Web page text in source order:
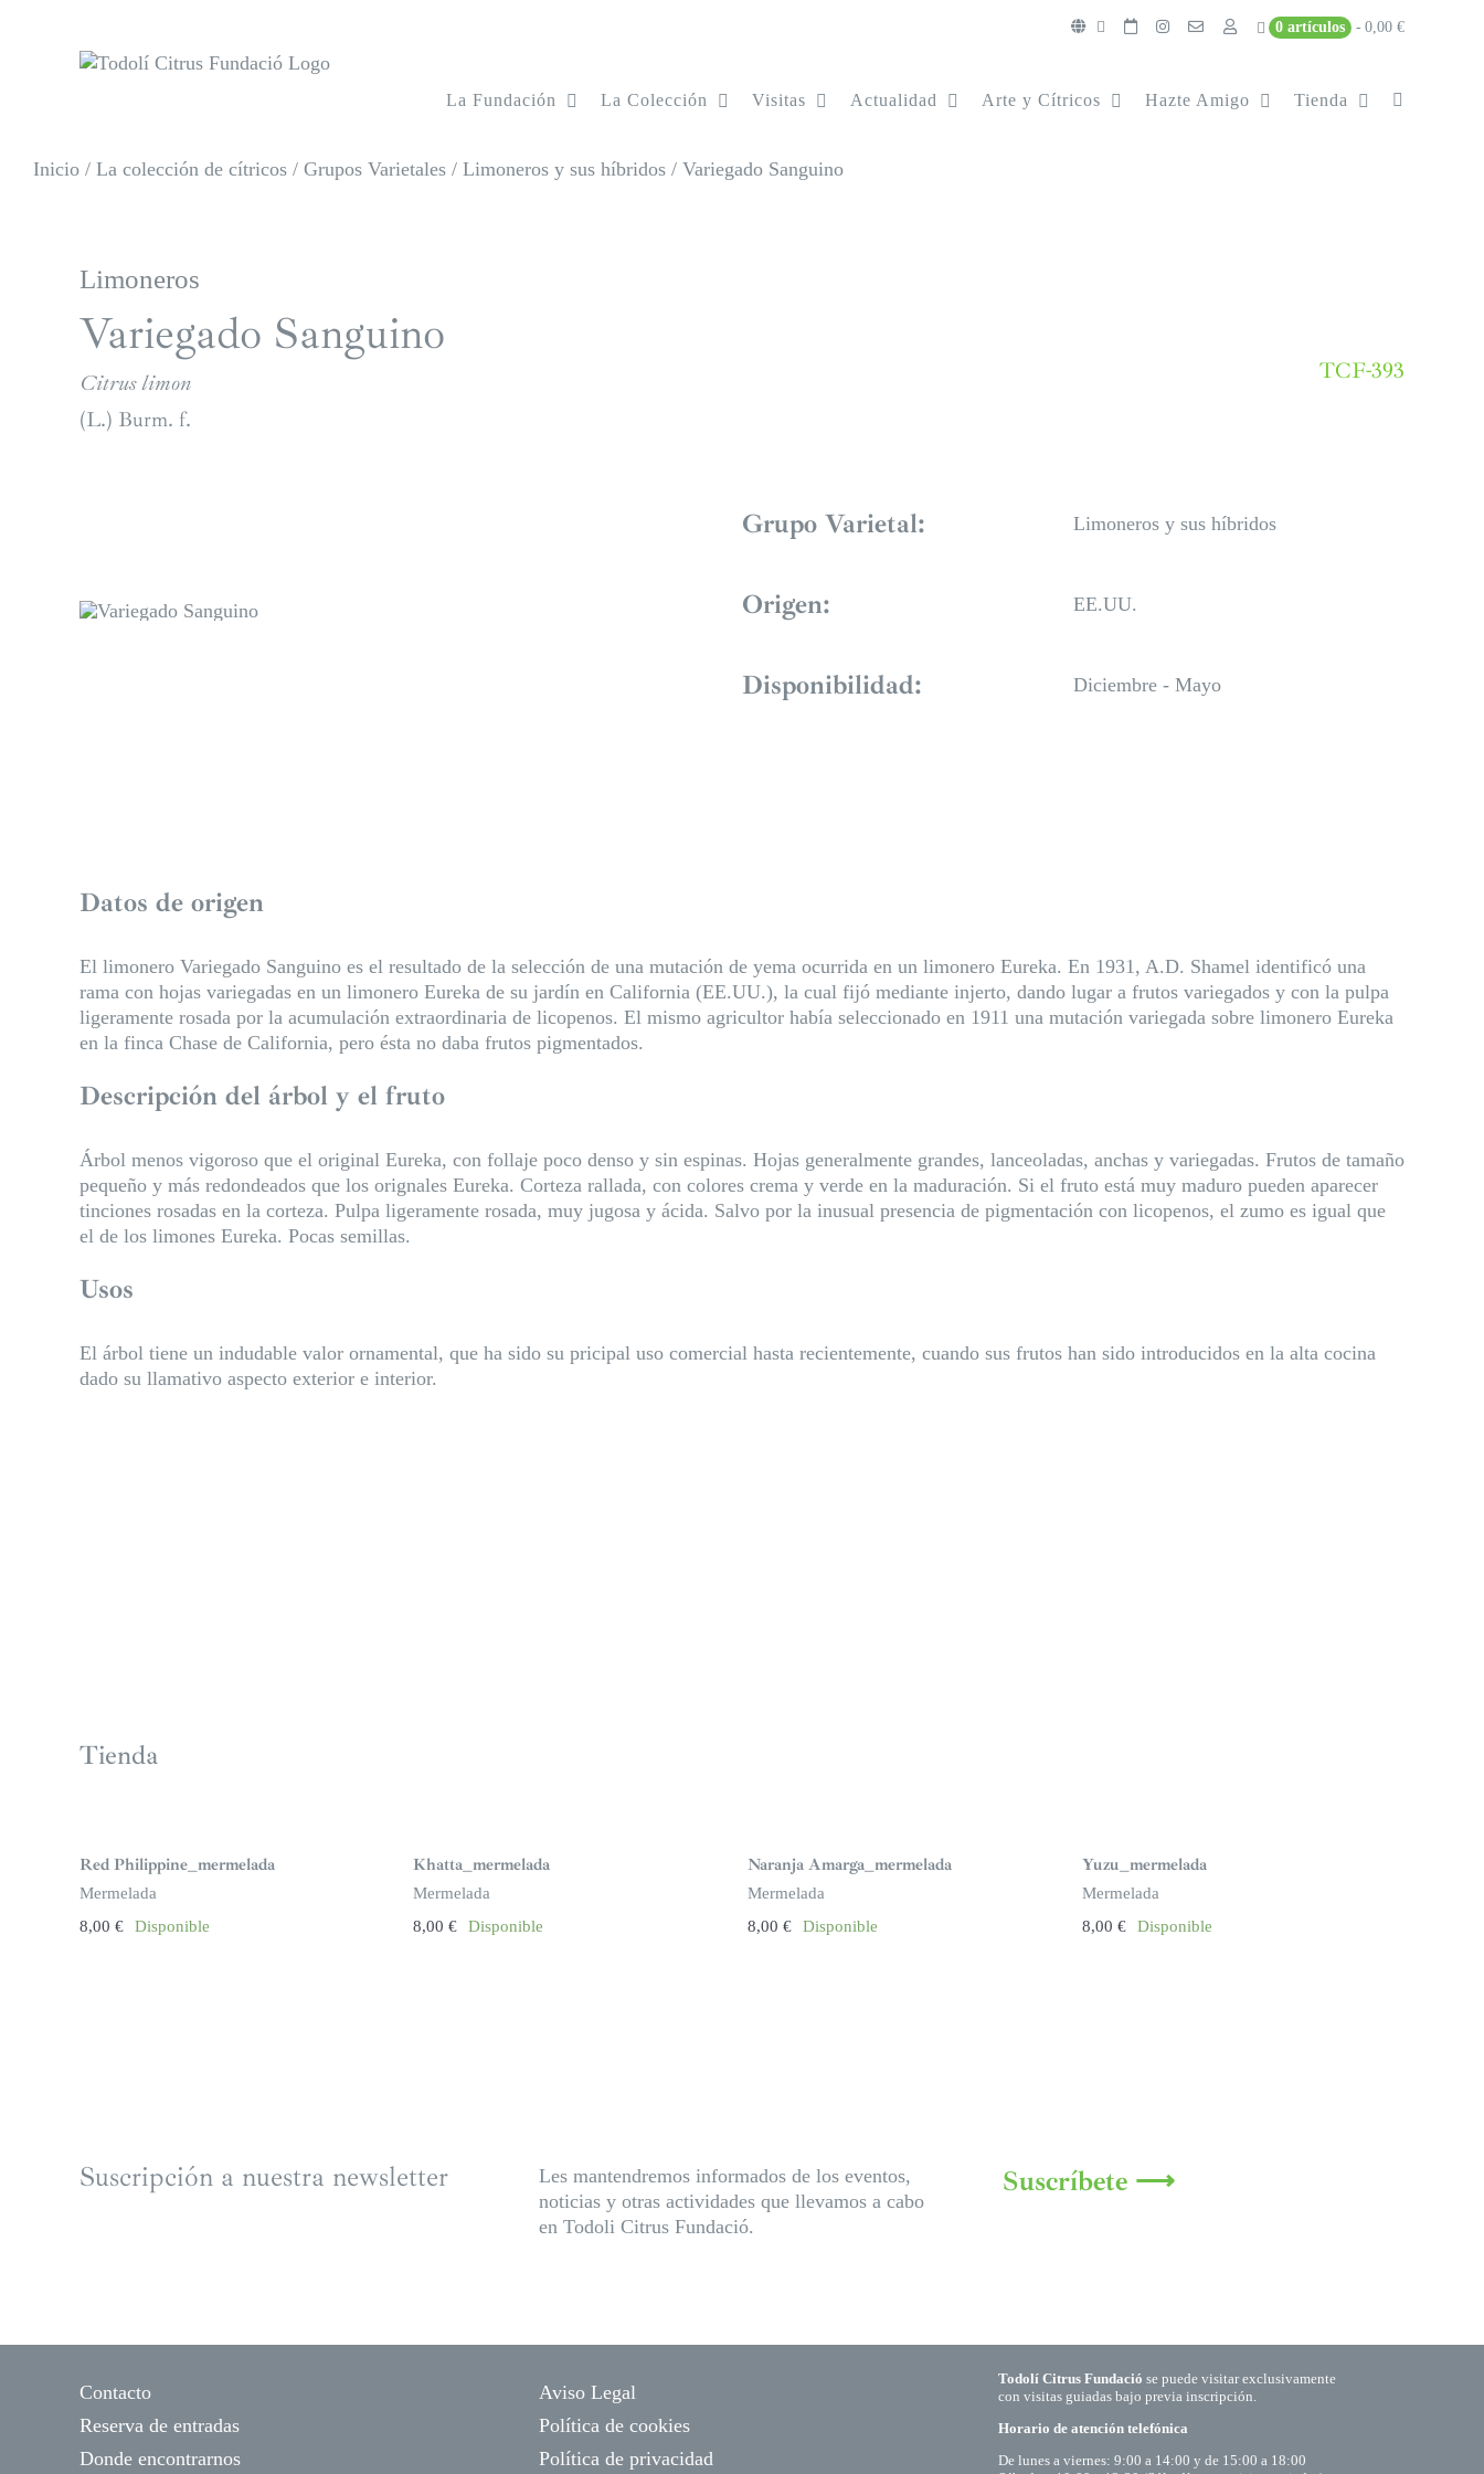
0 artículos 0,00 €
La Fundación La Colección Visitas Actualidad Arte y Cítricos Hazte Amigo Tienda
Inicio / La colección de cítricos / Grupos Varietales / Limoneros y sus híbridos / Variegado Sanguino
Limoneros
Variegado Sanguino
Citrus limon
(L.) Burm. f.
TCF-393
Grupo Varietal: Limoneros y sus híbridos
Origen: EE.UU.
Disponibilidad: Diciembre - Mayo
Datos de origen
El limonero Variegado Sanguino es el resultado de la selección de una mutación de yema ocurrida en un limonero Eureka. En 1931, A.D. Shamel identificó una
rama con hojas variegadas en un limonero Eureka de su jardín en California (EE.UU.), la cual fijó mediante injerto, dando lugar a frutos variegados y con la pulpa
ligeramente rosada por la acumulación extraordinaria de licopenos. El mismo agricultor había seleccionado en 1911 una mutación variegada sobre limonero Eureka
en la finca Chase de California, pero ésta no daba frutos pigmentados.
Descripción del árbol y el fruto
Árbol menos vigoroso que el original Eureka, con follaje poco denso y sin espinas. Hojas generalmente grandes, lanceoladas, anchas y variegadas. Frutos de tamaño
pequeño y más redondeados que los orignales Eureka. Corteza rallada, con colores crema y verde en la maduración. Si el fruto está muy maduro pueden aparecer
tinciones rosadas en la corteza. Pulpa ligeramente rosada, muy jugosa y ácida. Salvo por la inusual presencia de pigmentación con licopenos, el zumo es igual que
el de los limones Eureka. Pocas semillas.
Usos
El árbol tiene un indudable valor ornamental, que ha sido su pricipal uso comercial hasta recientemente, cuando sus frutos han sido introducidos en la alta cocina
dado su llamativo aspecto exterior e interior.
Tienda
Red Philippine_mermelada
Mermelada
8,00 € Disponible
Khatta_mermelada
Mermelada
8,00€ Disponible
Naranja Amarga_mermelada
Mermelada
8,00 € Disponible
Yuzu_mermelada
Mermelada
8,00 € Disponible
Suscripción a nuestra newsletter
Les mantendremos informados de los eventos,
noticias y otras actividades que llevamos a cabo
en Todoli Citrus Fundació.
Suscríbete ⟶
Contacto
Reserva de entradas
Donde encontrarnos
Aviso Legal
Política de cookies
Política de privacidad
Todolí Citrus Fundació se puede visitar exclusivamente
con visitas guiadas bajo previa inscripción.
Horario de atención telefónica
De lunes a viernes: 9:00 a 14:00 y de 15:00 a 18:00